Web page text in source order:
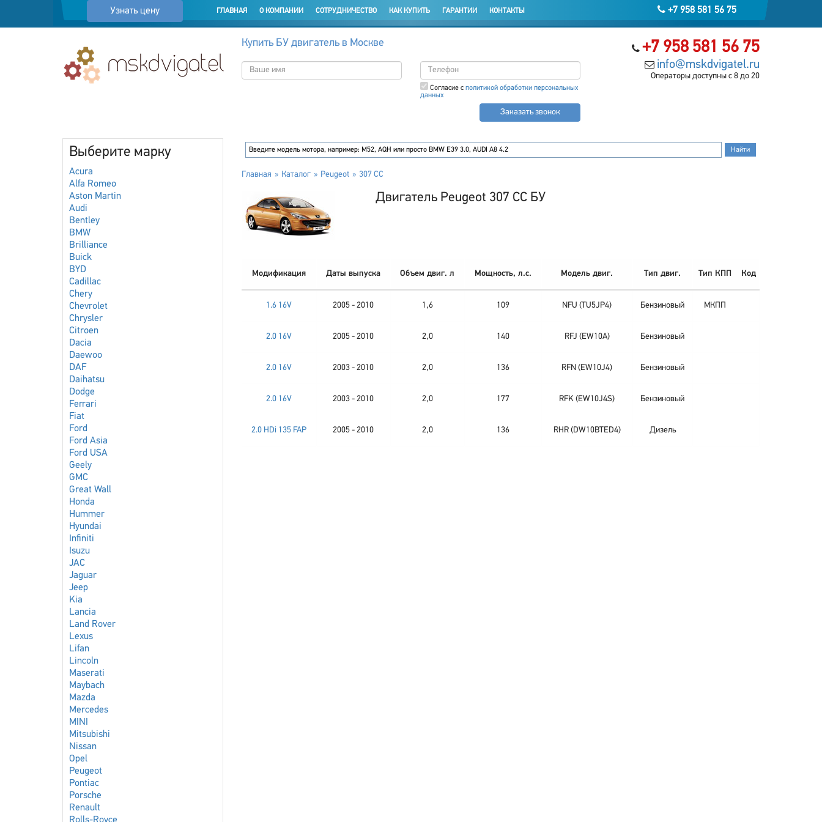
Узнать цену +7 958 581 56 75
ГЛАВНАЯ О КОМПАНИИ СОТРУДНИЧЕСТВО КАК КУПИТЬ ГАРАНТИИ КОНТАКТЫ
+7 958 581 56 75
info@mskdvigatel.ru
Операторы доступны с 8 до 20
Купить БУ двигатель в Москве
Согласие с политикой обработки персональных
данных
Заказать звонок
Выберите марку
Acura
Alfa Romeo
Aston Martin
Audi
Bentley
BMW
Brilliance
Buick
BYD
Cadillac
Chery
Chevrolet
Chrysler
Citroen
Dacia
Daewoo
DAF
Daihatsu
Dodge
Ferrari
Fiat
Ford
Ford Asia
Ford USA
Geely
GMC
Great Wall
Honda
Hummer
Hyundai
Infiniti
Isuzu
JAC
Jaguar
Jeep
Kia
Lancia
Land Rover
Lexus
Lifan
Lincoln
Maserati
Maybach
Mazda
Mercedes
MINI
Mitsubishi
Nissan
Opel
Peugeot
Pontiac
Porsche
Renault
Главная Каталог Peugeot 307 CC
Двигатель Peugeot 307 CC БУ
Модификация Даты выпуска Объем двиг. л Мощность, л.с. Модель двиг. Тип двиг. Тип КПП Код
1.6 16V 2005 - 2010 1,6 109 NFU (TU5JP4) Бензиновый МКПП
2.0 16V 2005 - 2010 2,0 140 RFJ (EW10A) Бензиновый
2.0 16V 2003 - 2010 2,0 136 RFN (EW10J4) Бензиновый
2.0 16V 2003 - 2010 2,0 177 RFK (EW10J4S) Бензиновый
2.0 HDi 135 FAP 2005 - 2010 2,0 136 RHR (DW10BTED4) Дизель